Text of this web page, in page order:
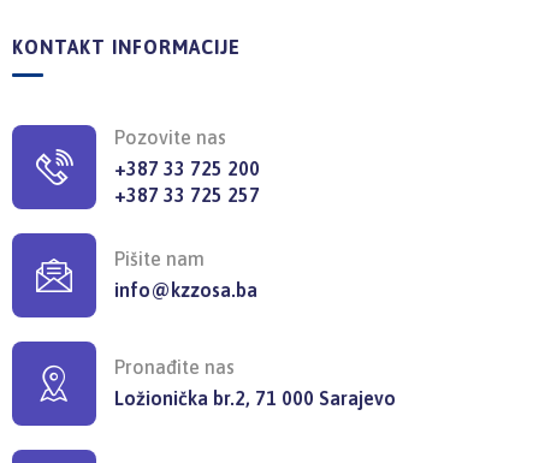
KONTAKT INFORMACIJE
Pozovite nas
+387 33 725 200
+387 33 725 257
Pišite nam
info@kzzosa.ba
Pronađite nas
Ložionička br.2, 71 000 Sarajevo